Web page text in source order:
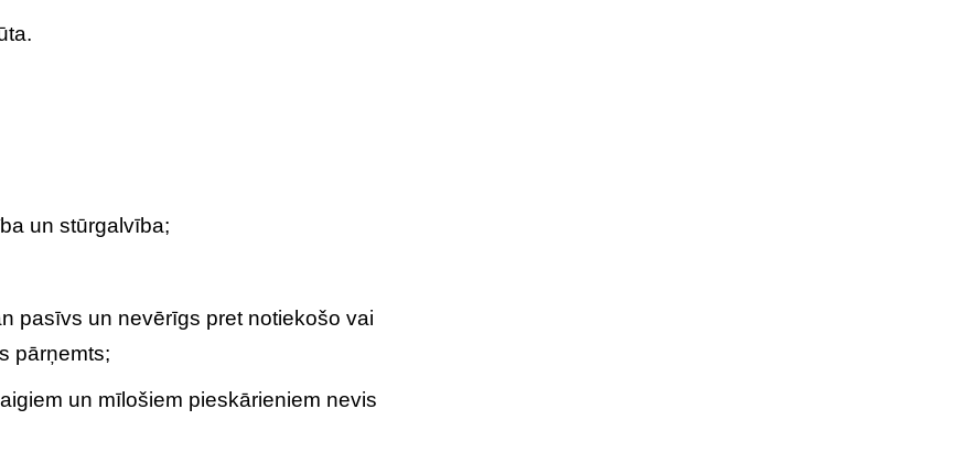
un stūrgalvība;
pasīvs un nevērīgs pret notiekošo vai
pārņemts;
un mīlošiem pieskārieniem nevis